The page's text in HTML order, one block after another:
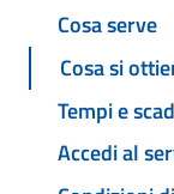
Cosa serve
Cosa si
Tempi e
Accedi al